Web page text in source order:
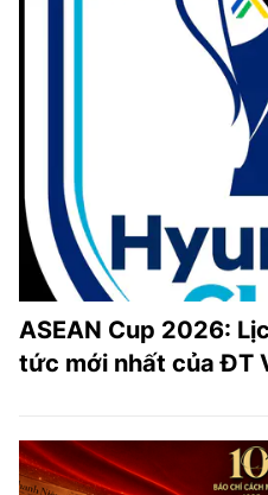
ASEAN Cup 2026:
tức mới nhất của ĐT